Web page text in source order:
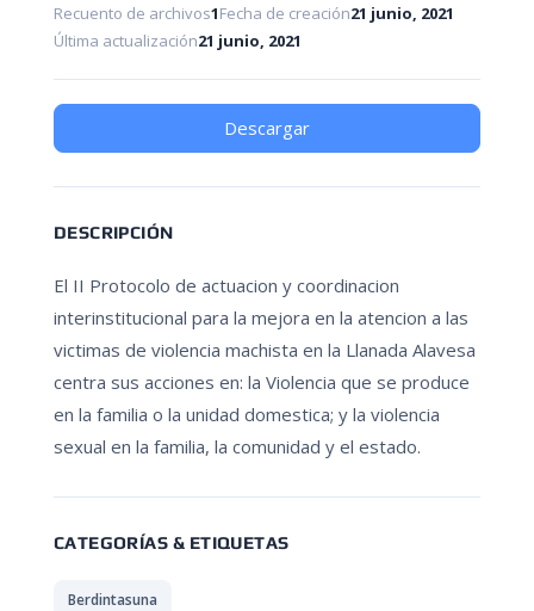
Recuento de archivos1Fecha de creación21 junio, 2021
Última actualización21 junio, 2021
Descargar
DESCRIPCIÓN
El II Protocolo de actuacion y coordinacion
interinstitucional para la mejora en la atencion a las
victimas de violencia machista en la Llanada Alavesa
centra sus acciones en: la Violencia que se produce
en la familia o la unidad domestica; y la violencia
sexual en la familia, la comunidad y el estado.
CATEGORÍAS & ETIQUETAS
Berdintasuna